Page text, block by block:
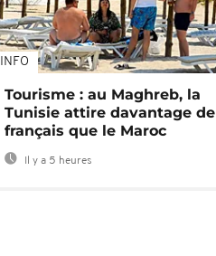
INFO
Tourisme : au Maghreb, la
Tunisie attire davantage de
français que le Maroc
Il y a 5 heures